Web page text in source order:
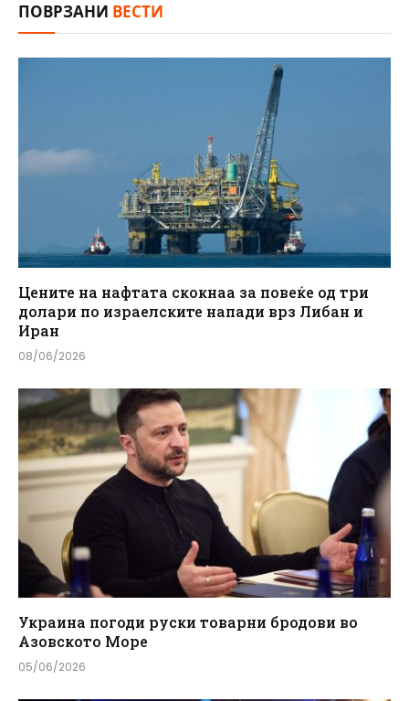
ПОВРЗАНИ ВЕСТИ
Цените на нафтата скокнаа за повеќе од три
долари по израелските напади врз Либан и
Иран
08/06/2026
Украина погоди руски товарни бродови во
Азовското Море
05/06/2026